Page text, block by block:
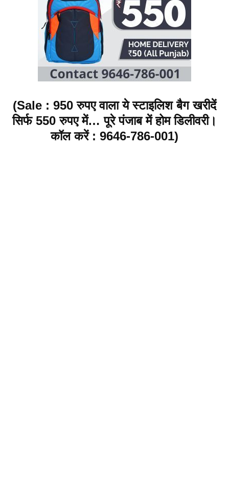
(Sale : 950 रुपए वाला ये स्टाइलिश बैग खरीदें
सिर्फ 550 रुपए में… पूरे पंजाब में होम डिलीवरी।
कॉल करें : 9646-786-001)